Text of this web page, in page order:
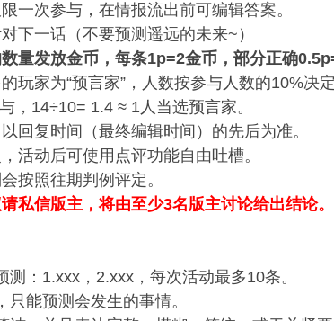
一次参与，在情报流出前可编辑答案。
下一话（不要预测遥远的未来~）
量发放金币，每条1p=2金币，部分正确
玩家为“预言家”，人数按参与人数的10%决定
14÷10= 1.4 ≈ 1人当选预言家。
回复时间（最终编辑时间）的先后为准。
活动后可使用点评功能自由吐槽。
按照往期判例评定。
私信版主，将由至少3名版主讨论给出结论。
测：1.xxx，2.xxx，每次活动最多10条。
只能预测会发生的事情。